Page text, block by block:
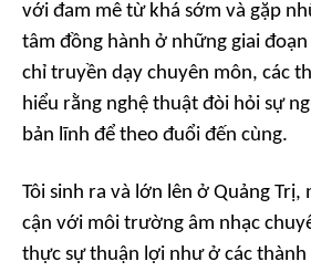
với đam mê từ khá sớm và gặp
tâm đồng hành ở những giai
chỉ truyền dạy chuyên môn, các
hiểu rằng nghệ thuật đòi hỏi sự
bản lĩnh để theo đuổi đến cùng.
Tôi sinh ra và lớn lên ở Quảng
cận với môi trường âm nhạc
thực sự thuận lợi như ở các